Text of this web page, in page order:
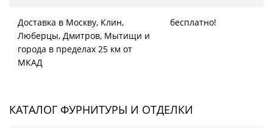
Доставка в Москву, Клин,
Люберцы, Дмитров, Мытищи и
города в пределах 25 км от
МКАД
бесплатно!
КАТАЛОГ ФУРНИТУРЫ И ОТДЕЛКИ